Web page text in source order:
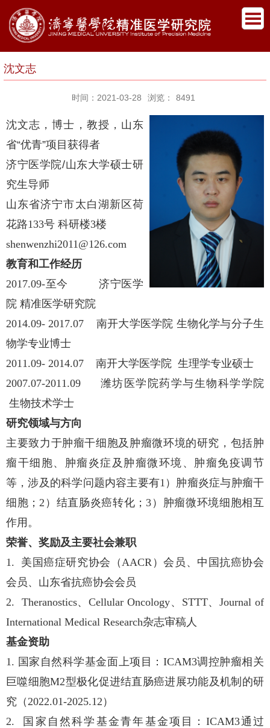
沈文志
时间：2021-03-28 浏览： 8491
沈文志，博士，教授，山东
省“优青”项目获得者
济宁医学院/山东大学硕士研
究生导师
山东省济宁市太白湖新区荷
花路133号 科研楼3楼
shenwenzhi2011@126.com
教育和工作经历
2017.09-至今 济宁医学
院 精准医学研究院
2014.09- 2017.07 南开大学医学院 生物化学与分子生
物学专业博士
2011.09- 2014.07 南开大学医学院 生理学专业硕士
2007.07-2011.09 潍坊医学院药学与生物科学学院
生物技术学士
研究领域与方向
主要致力于肿瘤干细胞及肿瘤微环境的研究，包括肿
瘤干细胞、肿瘤炎症及肿瘤微环境、肿瘤免疫调节
等，涉及的科学问题内容主要有1 ）肿瘤炎症与肿瘤干
细胞； 2 ）结直肠炎癌转化；3 ）肿瘤微环境细胞相互
作用。
荣誉、奖励及主要社会兼职
1. 美国癌症研究协会（ AACR ）会员、中国抗癌协会
会员、山东省抗癌协会会员
2. Theranostics、Cellular Oncology、 STTT、Journal of
International Medical Research杂志审稿人
基金资助
1. 国家自然科学基金面上项目： ICAM3调控肿瘤相关
巨噬细胞M2型极化促进结直肠癌进展功能及机制的研
究 （ 2022.01-2025.12 ）
2. 国家自然科学基金青年基金项目： ICAM3通过